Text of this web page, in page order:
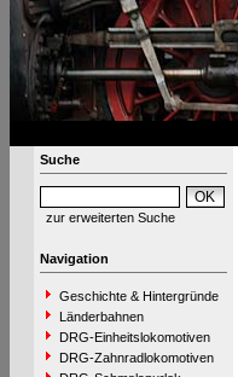
Suche
zur erweiterten Suche
Navigation
Geschichte & Hintergründe
Länderbahnen
DRG-Einheitslokomotiven
DRG-Zahnradlokomotiven